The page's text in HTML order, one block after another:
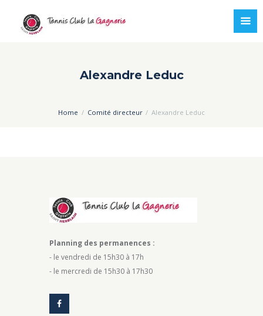
Alexandre Leduc
Home Comité directeur Alexandre Leduc
Planning des permanences :
- le vendredi de 15h30 à 17h
- le mercredi de 15h30 à 17h30